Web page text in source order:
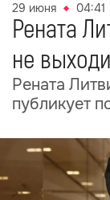
29 июня 04:41
Рената
не
Рената
публикует